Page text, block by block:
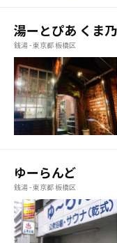
湯ーとぴあ くま
銭湯 - 東京都 板橋区
ゆーらんど
銭湯 - 東京都 板橋区